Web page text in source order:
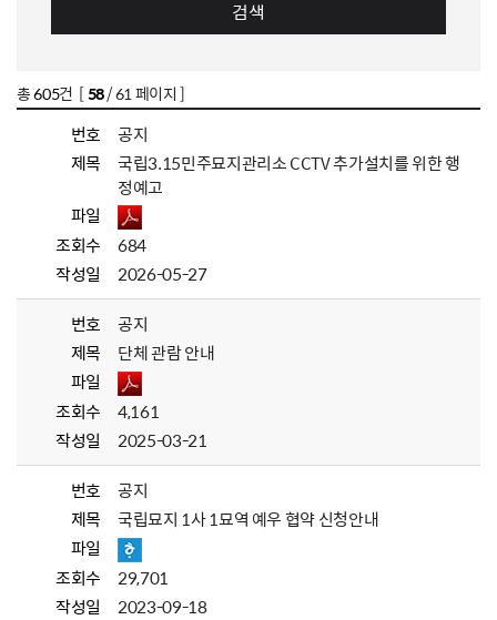
검색
총605건 [58/ 61 페이지 ]
번호
공지
제목
국립3.15민주묘지관리소 CCTV 추가설치를 위한 행
정예고
파일
조회수
684
작성일
2026-05-27
번호
공지
제목
단체 관람 안내
파일
조회수
4,161
작성일
2025-03-21
번호
공지
제목
국립묘지 1사 1묘역 예우 협약 신청안내
파일
조회수
29,701
작성일
2023-09-18